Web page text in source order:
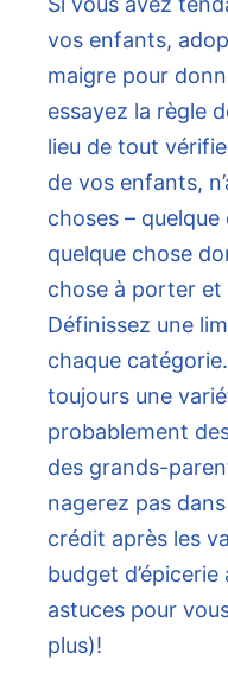
vos enfants,
maigre pour
essayez la règle
lieu de tout
de vos enfants,
choses – quelque
quelque chose
chose à porter et
Définissez une
chaque
toujours une
probablement
des grands-
nagerez pas
crédit après les
budget
astuces pour
plus)!